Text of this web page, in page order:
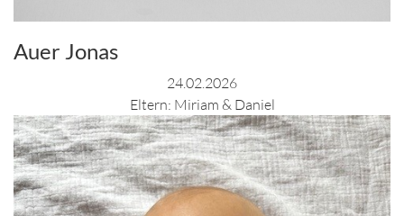
Auer Jonas
24.02.2026
Eltern: Miriam & Daniel